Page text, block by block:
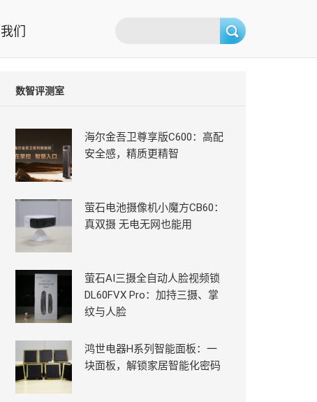
们
数智评测室
海尔金吾卫尊享版C600：高配
安全感，精质更精智
萤石电池摄像机小魔方CB60：
真双摄 无电无网也能用
萤石AI三摄全自动人脸视频锁
DL60FVX Pro：加持三摄、掌
纹与人脸
鸿世电器H系列智能面板：一
块面板，解锁家居智能化密码